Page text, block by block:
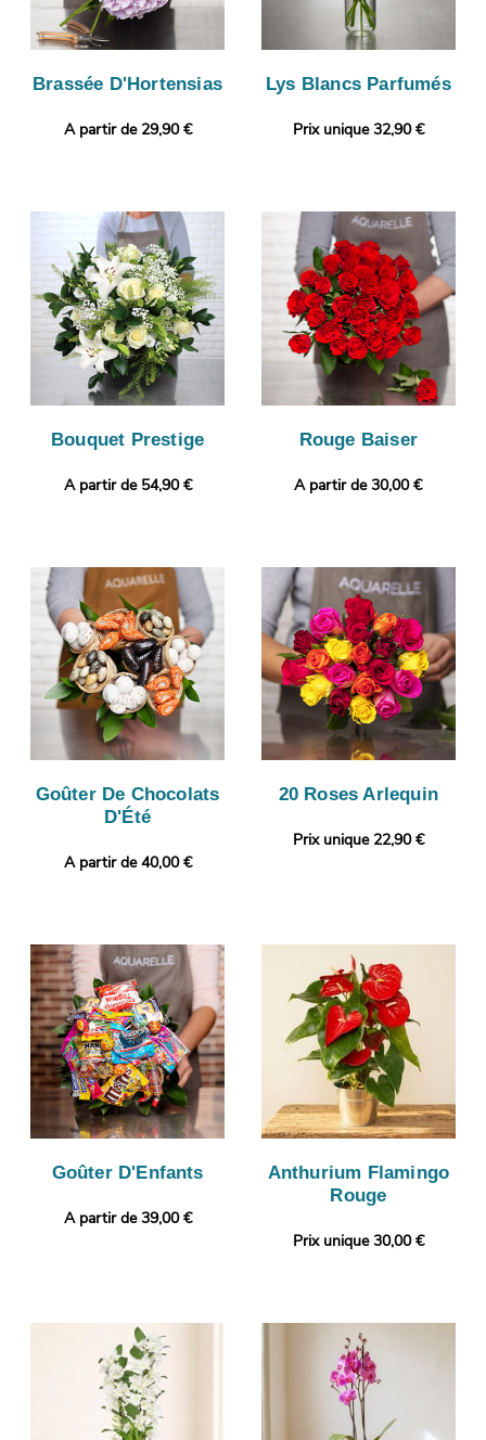
Brassée D'Hortensias
A partir de 29,90 €
Lys Blancs Parfumés
Prix unique 32,90 €
Bouquet Prestige
A partir de 54,90 €
Rouge Baiser
A partir de 30,00 €
Goûter De Chocolats
D'Été
A partir de 40,00 €
20 Roses Arlequin
Prix unique 22,90 €
Goûter D'Enfants
A partir de 39,00 €
Anthurium Flamingo
Rouge
Prix unique 30,00 €